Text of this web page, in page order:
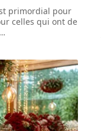
primordial pour
celles qui ont de
…